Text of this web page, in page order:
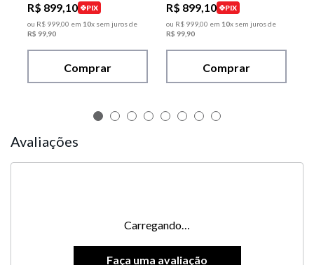
R$ 899,10
PIX
ou R$ 99900 em 10x sem juros de
R$ 99 90
Comprar
R$ 899,10
PIX
ou R$ 99900 em 10x sem juros de
R$ 99 90
Comprar
Avaliações
Carregando…